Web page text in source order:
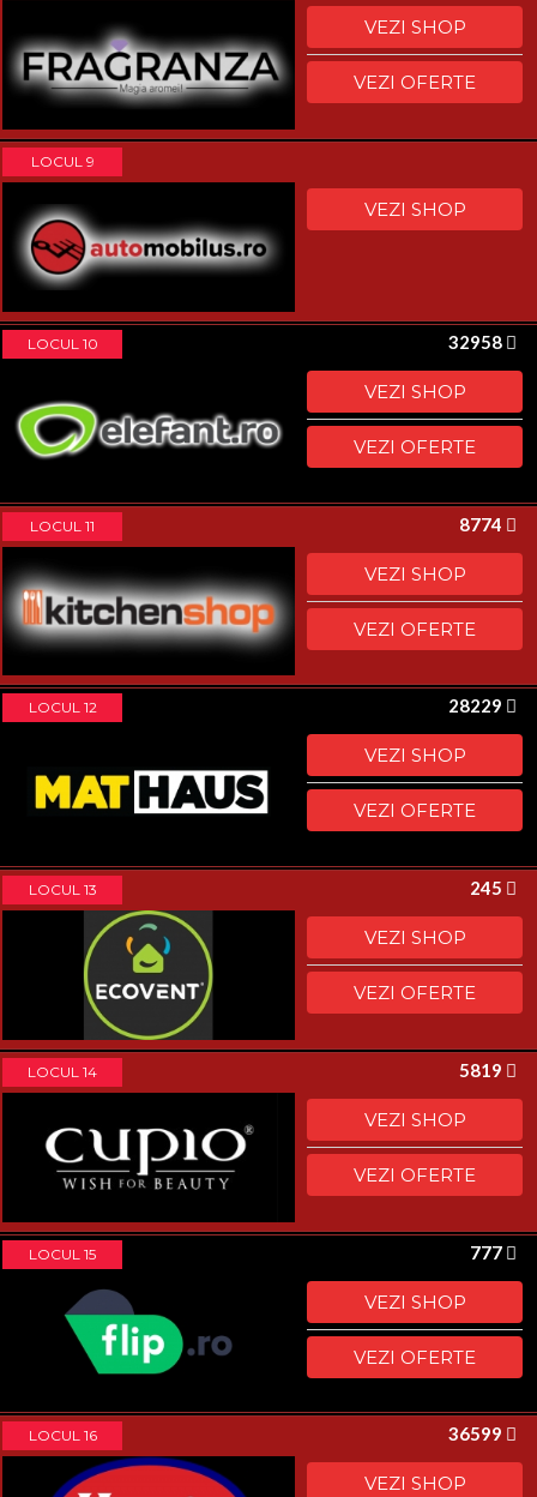
VEZI SHOP
VEZI OFERTE
LOCUL 9
VEZI SHOP
LOCUL 10 32958
VEZI SHOP
VEZI OFERTE
LOCUL 11 8774
VEZI SHOP
VEZI OFERTE
LOCUL 12 28229
VEZI SHOP
VEZI OFERTE
LOCUL 13 245
VEZI SHOP
VEZI OFERTE
LOCUL 14 5819
VEZI SHOP
VEZI OFERTE
LOCUL 15 777
VEZI SHOP
VEZI OFERTE
LOCUL 16 36599
VEZI SHOP